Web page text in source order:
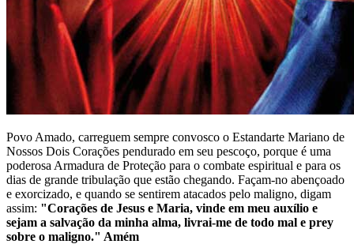
Povo Amado, carreguem sempre convosco o Estandarte Mariano de
Nossos Dois Corações pendurado em seu pescoço, porque é uma
poderosa Armadura de Proteção para o combate espiritual e para os
dias de grande tribulação que estão chegando. Façam-no abençoado
e exorcizado, e quando se sentirem atacados pelo maligno, digam
assim: "Corações de Jesus e Maria, vinde em meu auxílio e
sejam a salvação da minha alma, livrai-me de todo mal e prey
sobre o maligno." Amém